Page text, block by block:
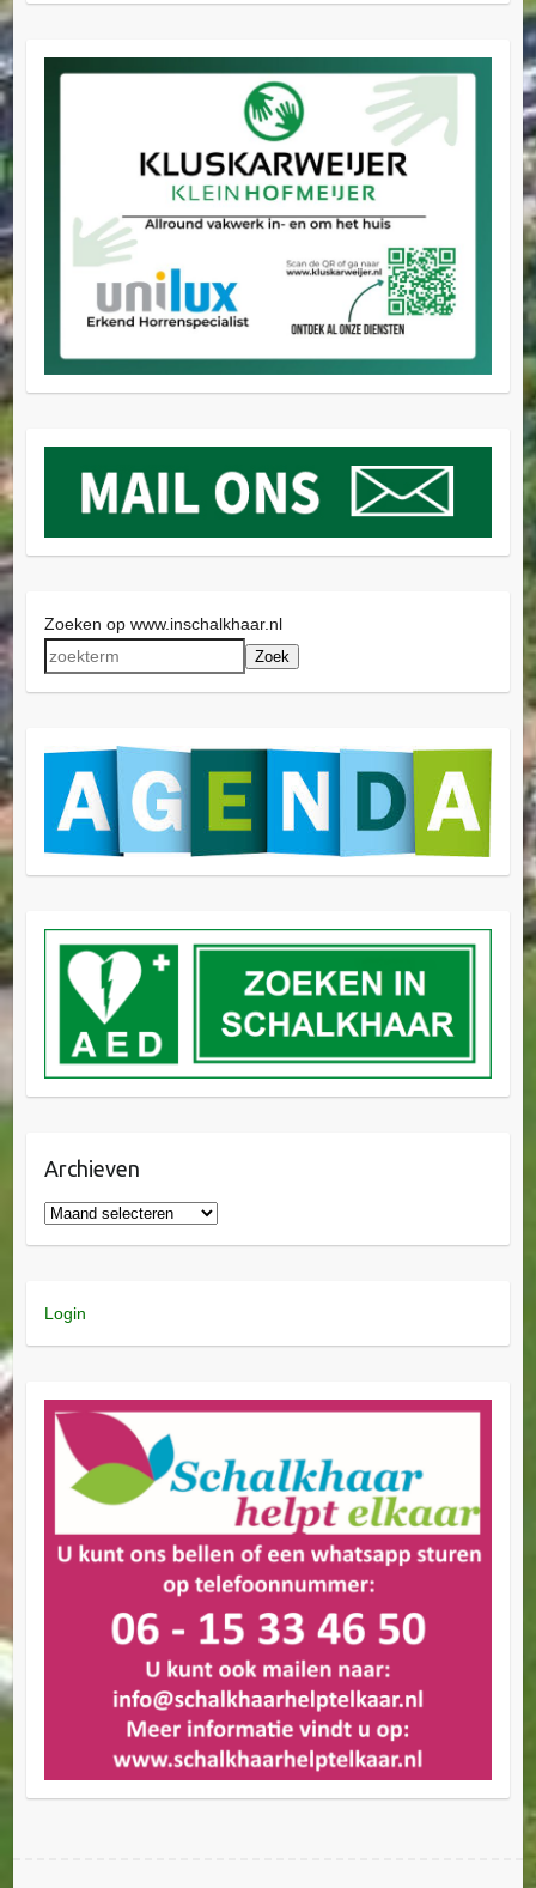
Zoeken op www.inschalkhaar.nl
Zoek
Archieven
Login